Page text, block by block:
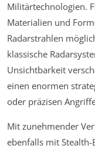
Militärtechnologien.
Materialien und
Radarstrahlen
klassische
Unsichtbarkeit
einen enormen
oder präzisen
Mit zunehmender
ebenfalls mit